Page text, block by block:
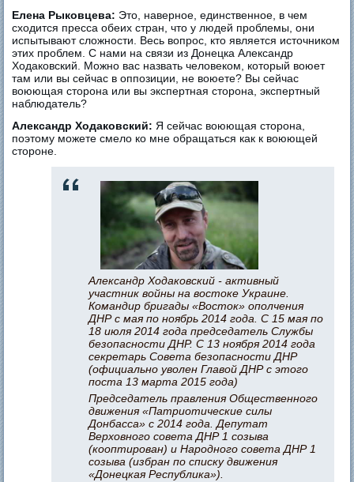
Елена Рыковцева: Это, наверное, единственное, в чем
сходится пресса обеих стран, что у людей проблемы, они
испытывают сложности. Весь вопрос, кто является источником
этих проблем. С нами на связи из Донецка Александр
Ходаковский. Можно вас назвать человеком, который воюет
там или вы сейчас в оппозиции, не воюете? Вы сейчас
воюющая сторона или вы экспертная сторона, экспертный
наблюдатель?
Александр Ходаковский: Я сейчас воюющая сторона,
поэтому можете смело ко мне обращаться как к воюющей
стороне.
Александр Ходаковский - активный
участник войны на востоке Украине.
Командир бригады «Восток» ополчения
ДНР с мая по ноябрь 2014 года. С 15 мая по
18 июля 2014 года председатель Службы
безопасности ДНР. С 13 ноября 2014 года
секретарь Совета безопасности ДНР
(официально уволен Главой ДНР с этого
поста 13 марта 2015 года)
Председатель правления Общественного
движения «Патриотические силы
Донбасса» с 2014 года. Депутат
Верховного совета ДНР 1 созыва
(кооптирован) и Народного совета ДНР 1
созыва (избран по списку движения
«Донецкая Республика»).